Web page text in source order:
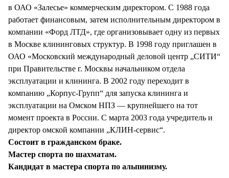
в ОАО «Залесье» коммерческим директором. С 1988 года
работает финансовым, затем исполнительным директором в
компании «Форд ЛТД», где организовывает одну из первых
в Москве клининговых структур. В 1998 году приглашен в
ОАО «Московский международный деловой центр „СИТИ“
при Правительстве г. Москвы начальником отдела
эксплуатации и клининга. В 2002 году переходит в
компанию „Корпус-Групп“ для запуска клининга и
эксплуатации на Омском НПЗ — крупнейшего на тот
момент проекта в России. С марта 2003 года учредитель и
директор омской компании „КЛИН-сервис“.
Состоит в гражданском браке.
Мастер спорта по шахматам.
Кандидат в мастера спорта по альпинизму.